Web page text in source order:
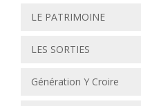
LE PATRIMOINE
LES SORTIES
Génération Y Croire